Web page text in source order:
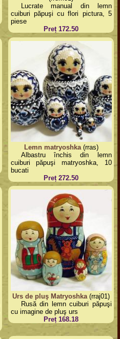
Lucrate manual din lemn
cuiburi păpuşi cu flori pictura, 5
piese
Preț 172.50
Lemn matryoshka(rras)
Albastru închis din lemn
cuiburi păpuşi matryoshka, 10
bucati
Preț 272.50
Urs de pluş Matryoshka (rraj01)
Rusă din lemn cuiburi păpuşi
cu imagine de pluş urs
Preț 168.18